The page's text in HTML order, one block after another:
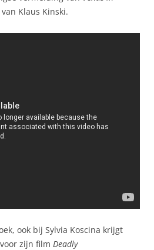
Klaus Kinski.
ook bij Sylvia Koscina krijgt
zijn film Deadly